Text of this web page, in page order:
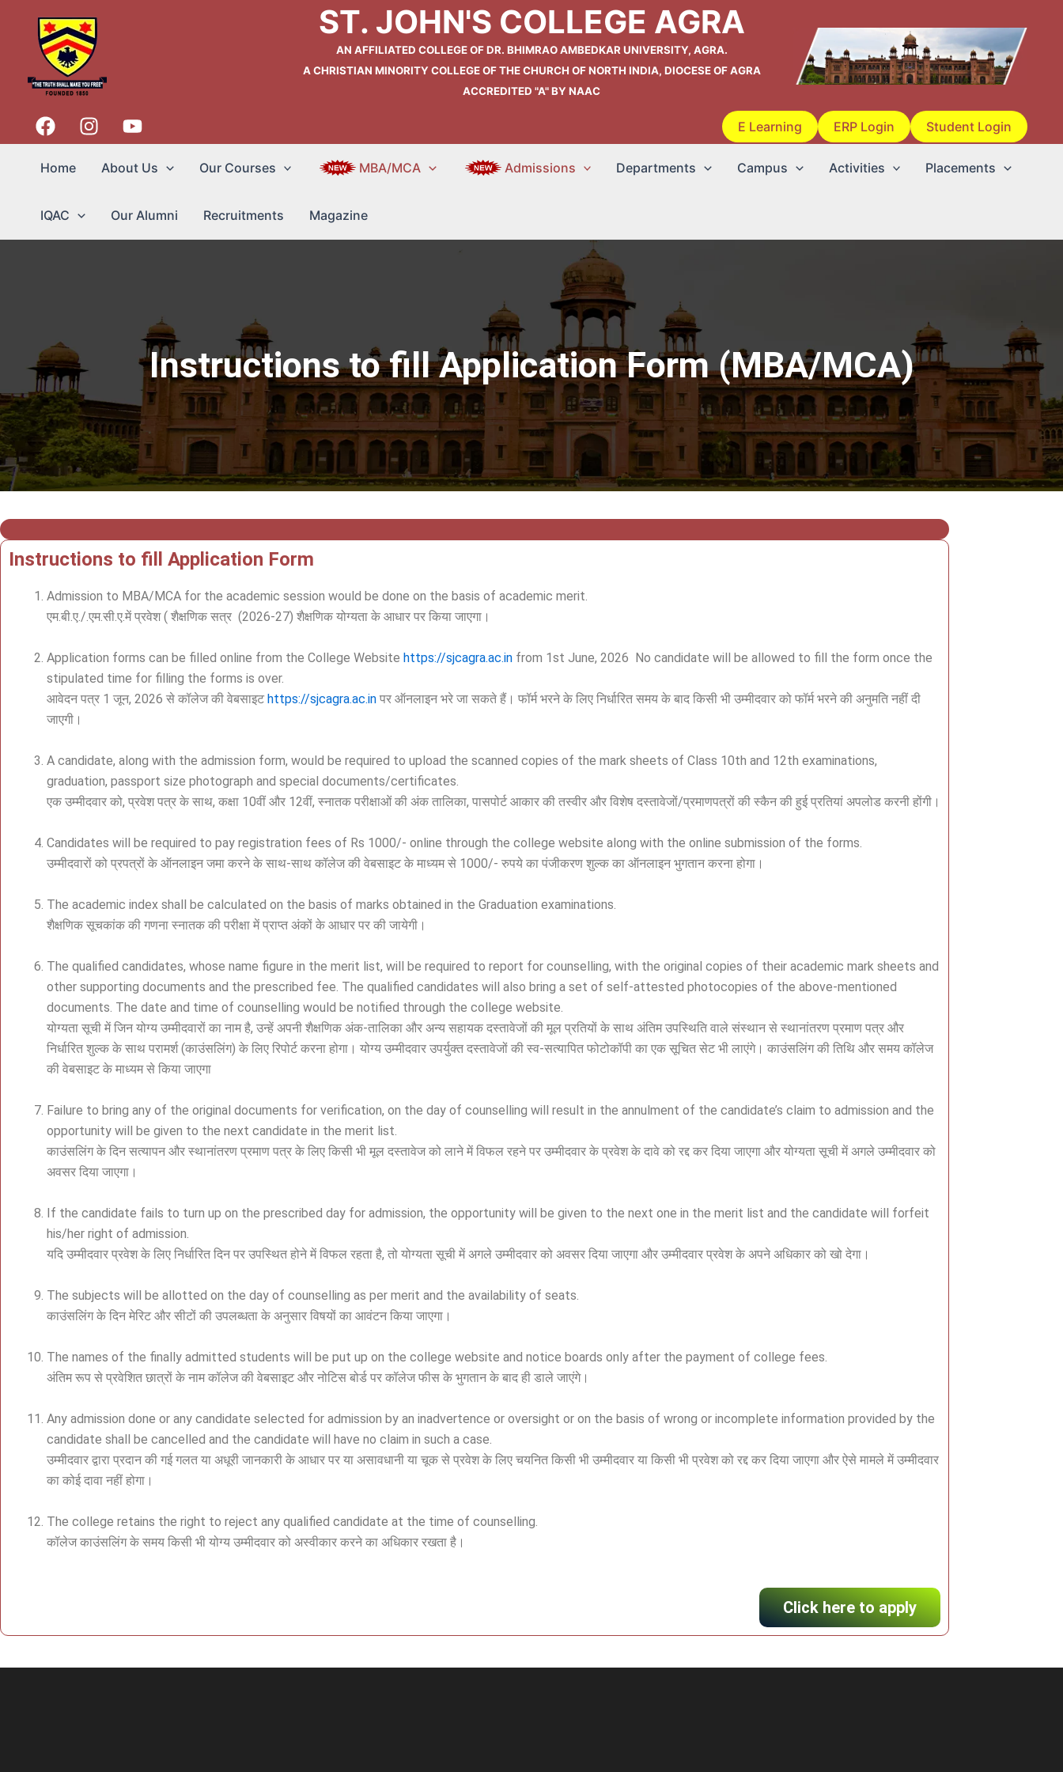
content
ST. JOHN'S COLLEGE AGRA
AN AFFILIATED COLLEGE OF DR. BHIMRAO AMBEDKAR UNIVERSITY, AGRA.
A CHRISTIAN MINORITY COLLEGE OF THE CHURCH OF NORTH INDIA, DIOCESE OF AGRA
ACCREDITED "A" BY NAAC
E Learning ERP Login Student Login
Home About Us Our Courses MBA/MCA Admissions Departments Campus Activities Placements
IQAC Our Alumni Recruitments Magazine
Instructions to fill Application Form (MBA/MCA)
Instructions to fill Application Form
Admission to MBA/MCA for the academic session would be done on the basis of academic merit.
एम.बी.ए./.एम.सी.ए.में प्रवेश ( शैक्षणिक सत्र (2026-27) शैक्षणिक योग्यता के आधार पर किया जाएगा।
Application forms can be filled online from the College Website https://sjcagra.ac.in from 1st June, 2026 No candidate will be allowed to fill the form once the
stipulated time for filling the forms is over.
आवेदन पत्र 1 जून, 2026 से कॉलेज की वेबसाइटhttps://sjcagra.ac.in पर ऑनलाइन भरे जा सकते हैं। फॉर्म भरने के लिए निर्धारित समय के बाद किसी भी उम्मीदवार को फॉर्म भरने की अनुमति नहीं दी
जाएगी।
A candidate, along with the admission form, would be required to upload the scanned copies of the mark sheets of Class 10th and 12th examinations,
graduation, passport size photograph and special documents/certificates.
एक उम्मीदवार को, प्रवेश पत्र के साथ, कक्षा 10वीं और 12वीं, स्नातक परीक्षाओं की अंक तालिका, पासपोर्ट आकार की तस्वीर और विशेष दस्तावेजों/प्रमाणपत्रों की स्कैन की हुई प्रतियां अपलोड करनी होंगी।
Candidates will be required to pay registration fees of Rs 1000/- online through the college website along with the online submission of the forms.
उम्मीदवारों को प्रपत्रों के ऑनलाइन जमा करने के साथ-साथ कॉलेज की वेबसाइट के माध्यम से 1000/- रुपये का पंजीकरण शुल्क का ऑनलाइन भुगतान करना होगा।
The academic index shall be calculated on the basis of marks obtained in the Graduation examinations.
शैक्षणिक सूचकांक की गणना स्नातक की परीक्षा में प्राप्त अंकों के आधार पर की जायेगी।
The qualified candidates, whose name figure in the merit list, will be required to report for counselling, with the original copies of their academic mark sheets and
other supporting documents and the prescribed fee. The qualified candidates will also bring a set of self-attested photocopies of the above-mentioned
documents. The date and time of counselling would be notified through the college website.
योग्यता सूची में जिन योग्य उम्मीदवारों का नाम है, उन्हें अपनी शैक्षणिक अंक-तालिका और अन्य सहायक दस्तावेजों की मूल प्रतियों के साथ अंतिम उपस्थिति वाले संस्थान से स्थानांतरण प्रमाण पत्र और
निर्धारित शुल्क के साथ परामर्श (काउंसलिंग) के लिए रिपोर्ट करना होगा। योग्य उम्मीदवार उपर्युक्त दस्तावेजों की स्व-सत्यापित फोटोकॉपी का एक सूचित सेट भी लाएंगे। काउंसलिंग की तिथि और समय कॉलेज
की वेबसाइट के माध्यम से किया जाएगा
Failure to bring any of the original documents for verification, on the day of counselling will result in the annulment of the candidate’s claim to admission and the
opportunity will be given to the next candidate in the merit list.
काउंसलिंग के दिन सत्यापन और स्थानांतरण प्रमाण पत्र के लिए किसी भी मूल दस्तावेज को लाने में विफल रहने पर उम्मीदवार के प्रवेश के दावे को रद्द कर दिया जाएगा और योग्यता सूची में अगले उम्मीदवार को
अवसर दिया जाएगा।
If the candidate fails to turn up on the prescribed day for admission, the opportunity will be given to the next one in the merit list and the candidate will forfeit
his/her right of admission.
यदि उम्मीदवार प्रवेश के लिए निर्धारित दिन पर उपस्थित होने में विफल रहता है, तो योग्यता सूची में अगले उम्मीदवार को अवसर दिया जाएगा और उम्मीदवार प्रवेश के अपने अधिकार को खो देगा।
The subjects will be allotted on the day of counselling as per merit and the availability of seats.
काउंसलिंग के दिन मेरिट और सीटों की उपलब्धता के अनुसार विषयों का आवंटन किया जाएगा।
The names of the finally admitted students will be put up on the college website and notice boards only after the payment of college fees.
अंतिम रूप से प्रवेशित छात्रों के नाम कॉलेज की वेबसाइट और नोटिस बोर्ड पर कॉलेज फीस के भुगतान के बाद ही डाले जाएंगे।
Any admission done or any candidate selected for admission by an inadvertence or oversight or on the basis of wrong or incomplete information provided by the
candidate shall be cancelled and the candidate will have no claim in such a case.
उम्मीदवार द्वारा प्रदान की गई गलत या अधूरी जानकारी के आधार पर या असावधानी या चूक से प्रवेश के लिए चयनित किसी भी उम्मीदवार या किसी भी प्रवेश को रद्द कर दिया जाएगा और ऐसे मामले में उम्मीदवार
का कोई दावा नहीं होगा।
The college retains the right to reject any qualified candidate at the time of counselling.
कॉलेज काउंसलिंग के समय किसी भी योग्य उम्मीदवार को अस्वीकार करने का अधिकार रखता है।
Click here to apply